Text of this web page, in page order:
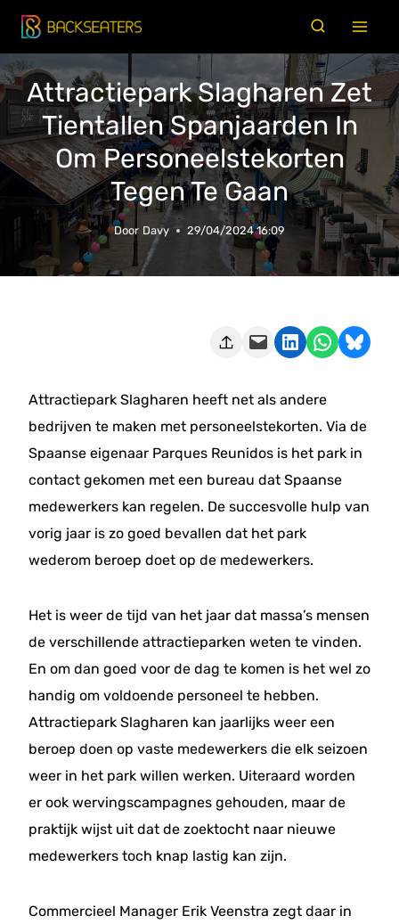
Doorgaan
naar
inhoud
Attractiepark Slagharen Zet
Tientallen Spanjaarden In
Om Personeelstekorten
Tegen Te Gaan
Door Davy 29/04/2024 16:09
Deze pagina e-mailen Delen op LinkedIn Delen via WhatsApp Share on Bluesky
Attractiepark Slagharen heeft net als andere
bedrijven te maken met personeelstekorten. Via de
Spaanse eigenaar Parques Reunidos is het park in
contact gekomen met een bureau dat Spaanse
medewerkers kan regelen. De succesvolle hulp van
vorig jaar is zo goed bevallen dat het park
wederom beroep doet op de medewerkers.
Het is weer de tijd van het jaar dat massa’s mensen
de verschillende attractieparken weten te vinden.
En om dan goed voor de dag te komen is het wel zo
handig om voldoende personeel te hebben.
Attractiepark Slagharen kan jaarlijks weer een
beroep doen op vaste medewerkers die elk seizoen
weer in het park willen werken. Uiteraard worden
er ook wervingscampagnes gehouden, maar de
praktijk wijst uit dat de zoektocht naar nieuwe
medewerkers toch knap lastig kan zijn.
Commercieel Manager Erik Veenstra zegt daar in